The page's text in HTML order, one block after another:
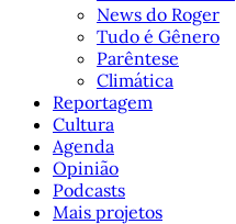
News do Roger
Tudo é Gênero
Parêntese
Climática
Reportagem
Cultura
Agenda
Opinião
Podcasts
Mais projetos